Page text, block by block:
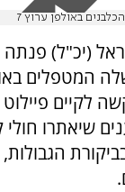
באולפן ערוץ 7
(יכ"ל)
המטפלים
לקיים
שיאתרו חולי